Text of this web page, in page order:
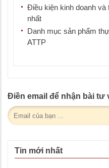
Điều kiện kinh doanh và
nhất
Danh mục sản phẩm
ATTP
Điền email để nhận bài tư
Tin mới nhất